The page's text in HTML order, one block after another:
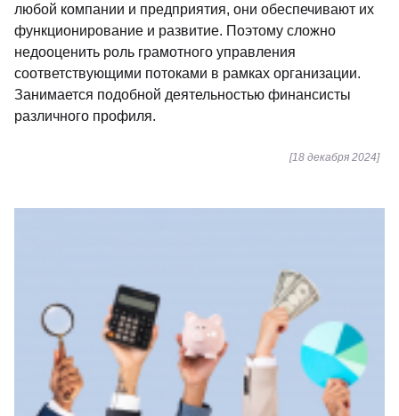
любой компании и предприятия, они обеспечивают их
функционирование и развитие. Поэтому сложно
недооценить роль грамотного управления
соответствующими потоками в рамках организации.
Занимается подобной деятельностью финансисты
различного профиля.
[18 декабря 2024]